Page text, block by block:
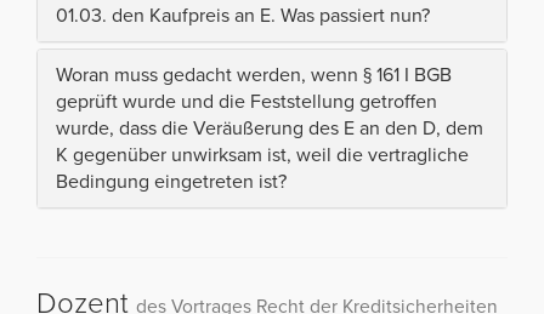
01.03. den Kaufpreis an E. Was passiert nun?
Woran muss gedacht werden, wenn § 161 I BGB
geprüft wurde und die Feststellung getroffen
wurde, dass die Veräußerung des E an den D, dem
K gegenüber unwirksam ist, weil die vertragliche
Bedingung eingetreten ist?
Dozent des Vortrages Recht der Kreditsicherheiten